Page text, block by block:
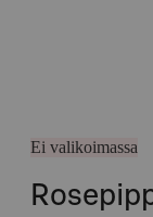
Ei valikoimassa